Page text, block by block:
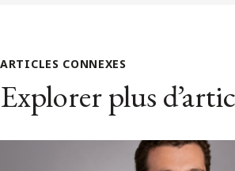
ARTICLES CONNEXES
Explorer plus